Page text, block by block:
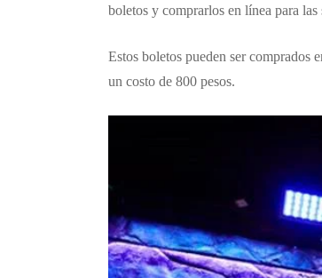
boletos y comprarlos en línea para
Estos boletos pueden ser comprados
un costo de 800 pesos.